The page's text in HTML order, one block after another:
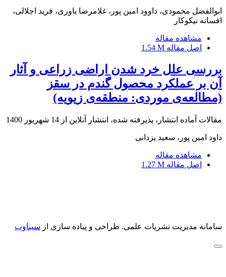
ابوالفضل محمودی، داوود امین پور، غلامرضا یاوری، فرید اجلالی،
افسانه نیکوکار
مشاهده مقاله
اصل مقاله 1.54 M
بررسی علل خرد شدن اراضی زراعی و آثار
آن بر عملکرد محصول گندم در سقز
(مطالعه‌ی موردی: منطقه‌ی زیویه)
مقالات آماده انتشار، پذیرفته شده، انتشار آنلاین از 14 شهریور 1400
داود امین پور، سعید یزدانی
مشاهده مقاله
اصل مقاله 1.27 M
سامانه مدیریت نشریات علمی. طراحی و پیاده سازی از سیناوب